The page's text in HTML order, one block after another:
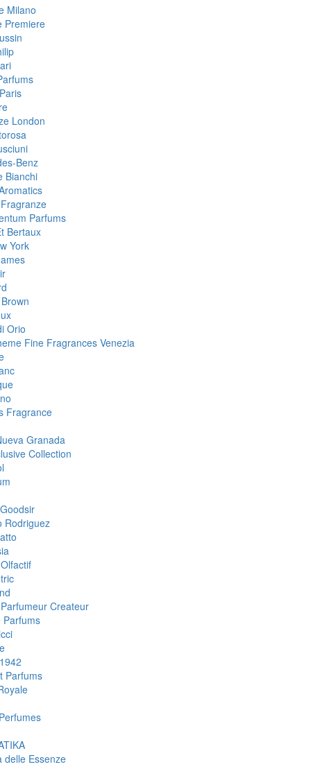
Milano
Premiere
London
Benz
Bianchi
Parfums
Bertaux
York
Orio
Fine Fragrances Venezia
Fragrance
Granada
Collection
Rodriguez
Createur
Parfums
Parfums
delle Essenze